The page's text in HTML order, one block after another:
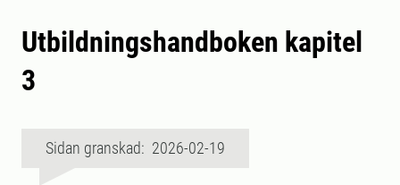
Utbildningshandboken kapitel
3
Sidan granskad: 2026-02-19